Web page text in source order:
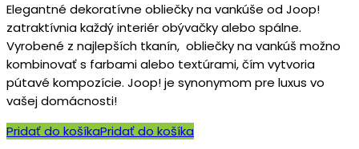
Elegantné dekoratívne obliečky na vankúše od Joop!
zatraktívnia každý interiér obývačky alebo spálne.
Vyrobené z najlepších tkanín, obliečky na vankúš možno
kombinovať s farbami alebo textúrami, čím vytvoria
pútavé kompozície. Joop! je synonymom pre luxus vo
vašej domácnosti!
Pridať do košíkaPridať do košíka